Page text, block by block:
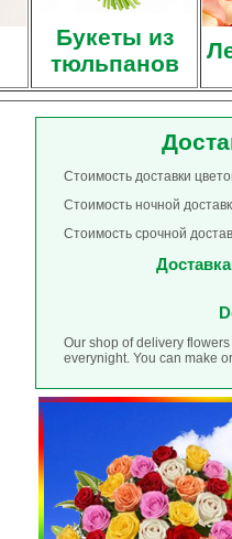
Букеты из
тюльпанов
Стоимость доставки
Стоимость ночной
Стоимость срочной
Our shop of delivery
everynight. You can make